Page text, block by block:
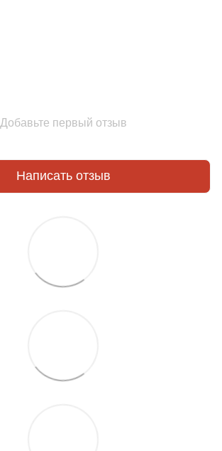
Добавьте первый отзыв
Написать отзыв